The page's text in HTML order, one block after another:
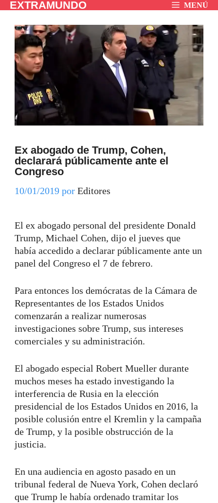
Saltar
contenido
EXTRAMUNDO MENÚ
Ex abogado de Trump, Cohen,
declarará públicamente ante el
Congreso
10/01/2019 por Editores
El ex abogado personal del presidente Donald
Trump, Michael Cohen, dijo el jueves que
había accedido a declarar públicamente ante un
panel del Congreso el 7 de febrero.
Para entonces los demócratas de la Cámara de
Representantes de los Estados Unidos
comenzarán a realizar numerosas
investigaciones sobre Trump, sus intereses
comerciales y su administración.
El abogado especial Robert Mueller durante
muchos meses ha estado investigando la
interferencia de Rusia en la elección
presidencial de los Estados Unidos en 2016, la
posible colusión entre el Kremlin y la campaña
de Trump, y la posible obstrucción de la
justicia.
En una audiencia en agosto pasado en un
tribunal federal de Nueva York, Cohen declaró
que Trump le había ordenado tramitar los